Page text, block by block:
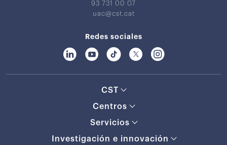
93 731 00 07
uac@cst.cat
Redes sociales
CST
Centros
Servicios
Investigación e innovación